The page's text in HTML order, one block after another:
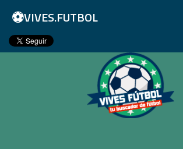
⚽VIVES.FUTBOL
Inicio